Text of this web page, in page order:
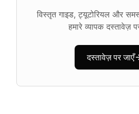
विस्तृत गाइड, ट्यूटोरियल और
हमारे व्यापक दस्तावेज़
दस्तावेज़ पर जाएँ